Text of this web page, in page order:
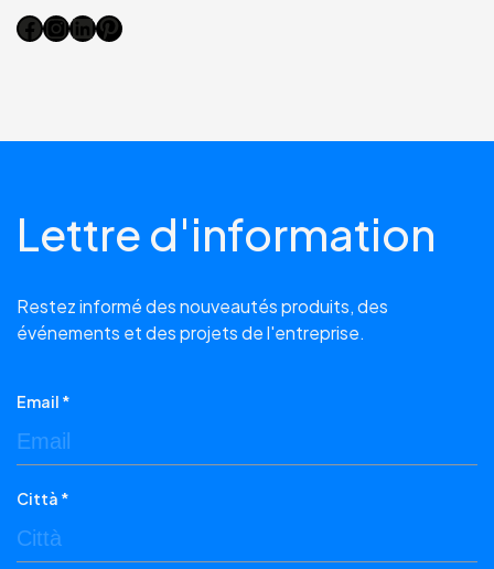
Facebook
Instagram
LinkedIn
Pinterest
Lettre d'information
Restez informé des nouveautés produits, des
événements et des projets de l'entreprise.
Email *
Città *